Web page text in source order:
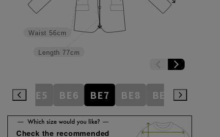
Length 77cm
Waist 56cm
BE5 BE6 BE7 BE8 BE9 BE10
Check the recommended